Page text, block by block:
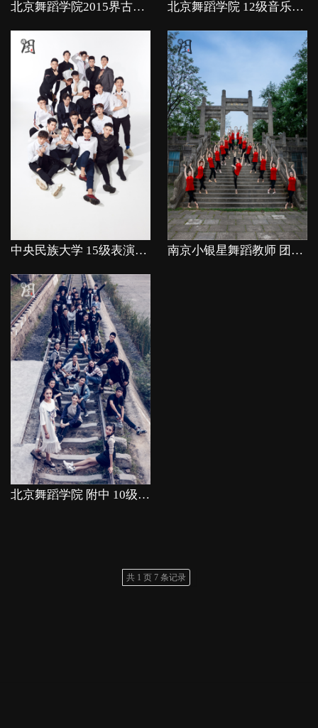
北京舞蹈学院2015界古典舞系 毕业照 北京舞蹈学院 12级音乐舞蹈综合专业 毕业照
中央民族大学 15级表演班 毕业照 南京小银星舞蹈教师 团队照
北京舞蹈学院 附中 10级芭蕾舞专业 毕业照
共 1 页 7 条记录